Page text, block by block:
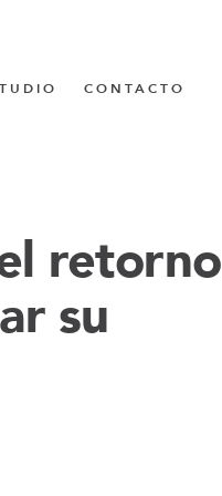
CONTACTO
retorno
su